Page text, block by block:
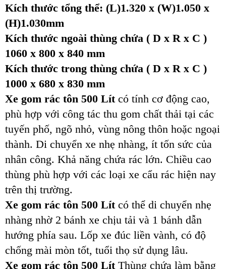
Kích thước tổng thể: (L)1.320 x (W)1.050 x
(H)1.030mm
Kích thước ngoài thùng chứa ( D x R x C )
1060 x 800 x 840 mm
Kích thước trong thùng chứa ( D x R x C )
1000 x 680 x 830 mm
Xe gom rác tôn 500 Lítcó tính cơ động cao,
phù hợp với công tác thu gom chất thải tại các
tuyến phố, ngõ nhỏ, vùng nông thôn hoặc ngoại
thành. Di chuyển xe nhẹ nhàng, ít tốn sức của
nhân công. Khả năng chứa rác lớn. Chiều cao
thùng phù hợp với các loại xe cẩu rác hiện nay
trên thị trường.
Xe gom rác tôn 500 Lítcó thể di chuyển nhẹ
nhàng nhờ 2 bánh xe chịu tải và 1 bánh dẫn
hướng phía sau. Lốp xe đúc liền vành, có độ
chống mài mòn tốt, tuổi thọ sử dụng lâu.
Xe gom rác tôn 500 LítThùng chứa làm bằng